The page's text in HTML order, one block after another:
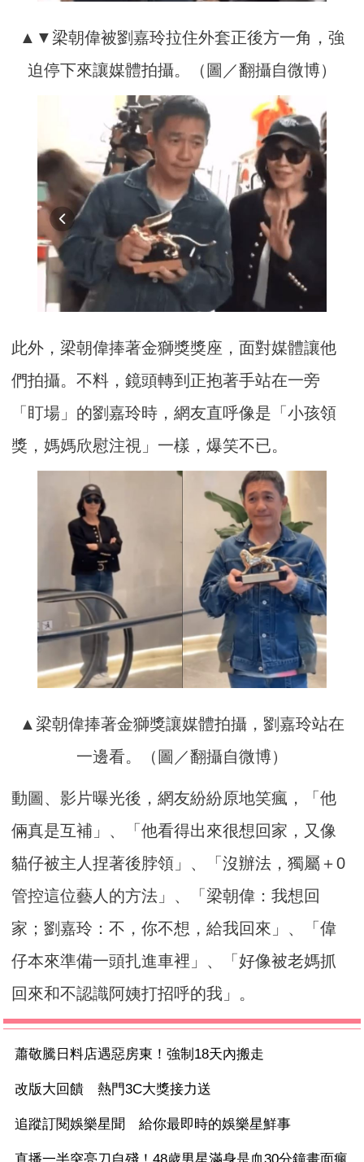
▲▼梁朝偉被劉嘉玲拉住外套正後方一角，強
迫停下來讓媒體拍攝。（圖／翻攝自微博）
此外，梁朝偉捧著金獅獎獎座，面對媒體讓他
們拍攝。不料，鏡頭轉到正抱著手站在一旁
「盯場」的劉嘉玲時，網友直呼像是「小孩領
獎，媽媽欣慰注視」一樣，爆笑不已。
▲梁朝偉捧著金獅獎讓媒體拍攝，劉嘉玲站在
一邊看。（圖／翻攝自微博）
動圖、影片曝光後，網友紛紛原地笑瘋，「他
倆真是互補」、「他看得出來很想回家，又像
貓仔被主人捏著後脖領」、「沒辦法，獨屬＋0
管控這位藝人的方法」、「梁朝偉：我想回
家；劉嘉玲：不，你不想，給我回來」、「偉
仔本來準備一頭扎進車裡」、「好像被老媽抓
回來和不認識阿姨打招呼的我」。
蕭敬騰日料店遇惡房東！強制18天內搬走
改版大回饋 熱門3C大獎接力送
追蹤訂閱娛樂星聞 給你最即時的娛樂星鮮事